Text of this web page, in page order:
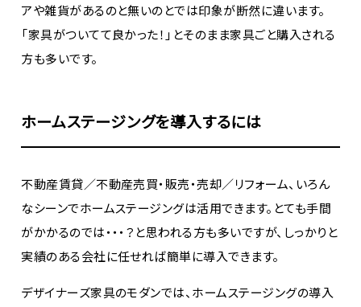
アや雑貨があるのと無いのとでは印象が断然に違います。
「家具がついてて良かった！」とそのまま家具ごと購入される
方も多いです。
ホームステージングを導入するには
不動産賃貸／不動産売買・販売・売却／リフォーム、いろん
なシーンでホームステージングは活用できます。とても手間
がかかるのでは・・・？と思われる方も多いですが、しっかりと
実績のある会社に任せれば簡単に導入できます。
デザイナーズ家具のモダンでは、ホームステージングの導入